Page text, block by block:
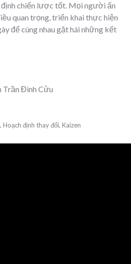
định chiến lược tốt. Mọi người ấn
quan trọng, triển khai thực hiện
để cùng nhau gặt hái những kết
Đình Cửu
, Hoạch định thay đổi, Kaizen